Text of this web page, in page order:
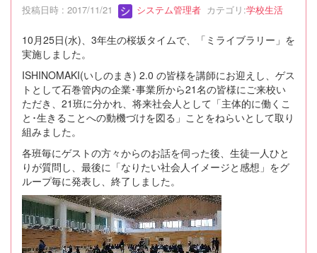
投稿日時 : 2017/11/21 システム管理者 カテゴリ:学校生活
10月25日(水)、3年生の桜坂タイムで、「ミライブラリー」を
実施しました。
ISHINOMAKI(いしのまき) 2.0 の皆様を講師にお迎えし、ゲス
トとして石巻管内の企業･事業所から21名の皆様にご来校い
ただき、21班に分かれ、将来社会人として「主体的に働くこ
と･生きることへの動機づけを図る」ことをねらいとして取り
組みました。
各班毎にゲストの方々からのお話を伺った後、生徒一人ひと
りが質問し、最後に「なりたい社会人イメージと感想」をグ
ループ毎に発表し、終了しました。